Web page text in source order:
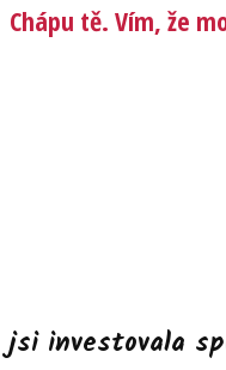
Chápu tě. Vím, že
jsi investovala